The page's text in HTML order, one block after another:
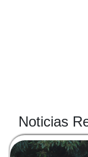
Noticias